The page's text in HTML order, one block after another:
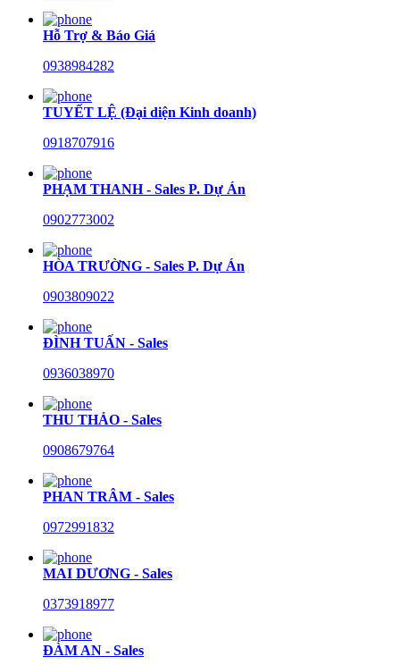
Hỗ Trợ & Báo Giá
0938984282
TUYẾT LỆ (Đại diện Kinh doanh)
0918707916
PHẠM THANH - Sales P. Dự Án
0902773002
HÒA TRƯỜNG - Sales P. Dự Án
0903809022
ĐÌNH TUẤN - Sales
0936038970
THU THẢO - Sales
0908679764
PHAN TRÂM - Sales
0972991832
MAI DƯƠNG - Sales
0373918977
ĐÀM AN - Sales